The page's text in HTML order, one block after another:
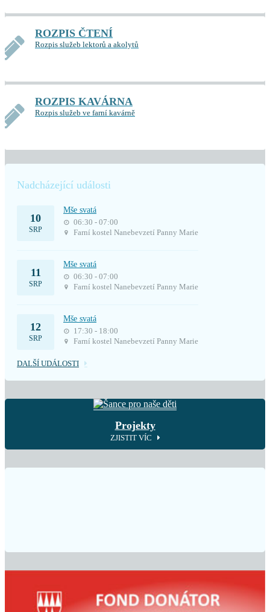
ROZPIS ČTENÍ
Rozpis služeb lektorů a akolytů
ROZPIS KAVÁRNA
Rozpis služeb ve farní kavárně
Nadcházející události
10
SRP
Mše svatá
06:30 - 07:00
Farní kostel Nanebevzetí Panny Marie
11
SRP
Mše svatá
06:30 - 07:00
Farní kostel Nanebevzetí Panny Marie
12
SRP
Mše svatá
17:30 - 18:00
Farní kostel Nanebevzetí Panny Marie
DALŠÍ UDÁLOSTI
Projekty
ZJISTIT VÍC